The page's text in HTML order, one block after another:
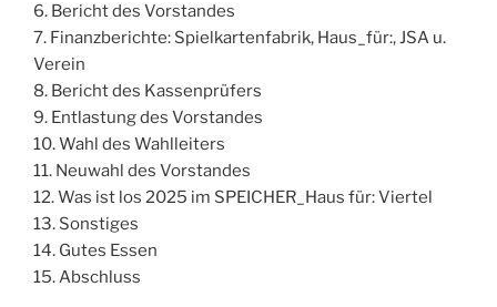
6. Bericht des Vorstandes
7. Finanzberichte: Spielkartenfabrik, Haus_für:, JSA u.
Verein
8. Bericht des Kassenprüfers
9. Entlastung des Vorstandes
10. Wahl des Wahlleiters
11. Neuwahl des Vorstandes
12. Was ist los 2025 im SPEICHER_Haus für: Viertel
13. Sonstiges
14. Gutes Essen
15. Abschluss